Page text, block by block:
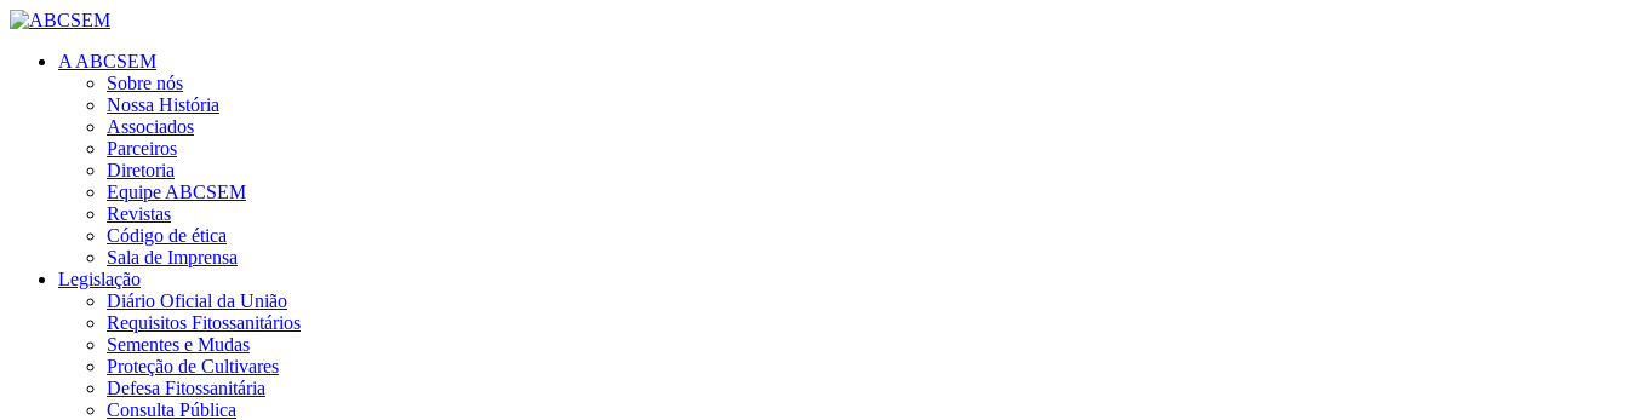
A ABCSEM
Sobre nós
Nossa História
Associados
Parceiros
Diretoria
Equipe ABCSEM
Revistas
Código de ética
Sala de Imprensa
Legislação
Diário Oficial da União
Requisitos Fitossanitários
Sementes e Mudas
Proteção de Cultivares
Defesa Fitossanitária
Consulta Pública